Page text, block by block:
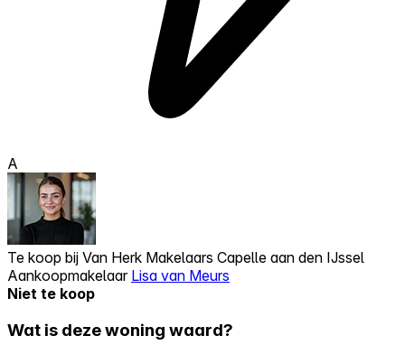
A
Te koop bij Van Herk Makelaars Capelle aan den IJssel
Aankoopmakelaar Lisa van Meurs
Niet te koop
Wat is deze woning waard?